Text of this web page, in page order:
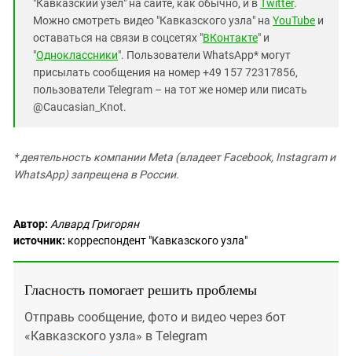
"Кавказский узел" на сайте, как обычно, и в Twitter.
Можно смотреть видео "Кавказского узла" на YouTube и
оставаться на связи в соцсетях "ВКонтакте" и
"Одноклассники". Пользователи WhatsApp* могут
присылать сообщения на номер +49 157 72317856,
пользователи Telegram – на тот же номер или писать
@Caucasian_Knot.
* деятельность компании Meta (владеет Facebook, Instagram и
WhatsApp) запрещена в России.
Автор: Алвард Григорян
источник: корреспондент "Кавказского узла"
Гласность помогает решить проблемы
Отправь сообщение, фото и видео через бот
«Кавказского узла» в Telegram